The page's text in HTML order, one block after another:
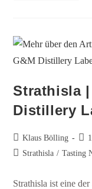
Strathisla |
Distillery
Klaus Bölling
Strathisla / Tasting
Strathisla ist eine